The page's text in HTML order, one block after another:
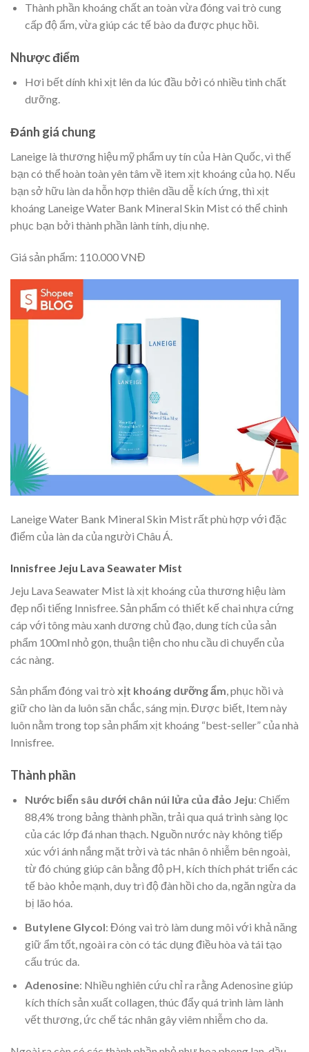
Thành phần khoáng chất an toàn vừa đóng vai trò cung
cấp độ ẩm, vừa giúp các tế bào da được phục hồi.
Nhược điểm
Hơi bết dính khi xịt lên da lúc đầu bởi có nhiều tinh chất
dưỡng.
Đánh giá chung
Laneige là thương hiệu mỹ phẩm uy tín của Hàn Quốc, vì thế
bạn có thể hoàn toàn yên tâm về item xịt khoáng của họ. Nếu
bạn sở hữu làn da hỗn hợp thiên dầu dễ kích ứng, thì xịt
khoáng Laneige Water Bank Mineral Skin Mist có thể chinh
phục bạn bởi thành phần lành tính, dịu nhẹ.
Giá sản phẩm: 110.000 VNĐ
Laneige Water Bank Mineral Skin Mist rất phù hợp với đặc
điểm của làn da của người Châu Á.
Innisfree Jeju Lava Seawater Mist
Jeju Lava Seawater Mist là xịt khoáng của thương hiệu làm
đẹp nổi tiếng Innisfree. Sản phẩm có thiết kế chai nhựa cứng
cáp với tông màu xanh dương chủ đạo, dung tích của sản
phẩm 100ml nhỏ gọn, thuận tiện cho nhu cầu di chuyển của
các nàng.
Sản phẩm đóng vai trò xịt khoáng dưỡng ẩm, phục hồi và
giữ cho làn da luôn săn chắc, sáng mịn. Được biết, Item này
luôn nằm trong top sản phẩm xịt khoáng “best-seller” của nhà
Innisfree.
Thành phần
Nước biển sâu dưới chân núi lửa của đảo Jeju: Chiếm
88,4% trong bảng thành phần, trải qua quá trình sàng lọc
của các lớp đá nhan thạch. Nguồn nước này không tiếp
xúc với ánh nắng mặt trời và tác nhân ô nhiễm bên ngoài,
từ đó chúng giúp cân bằng độ pH, kích thích phát triển các
tế bào khỏe mạnh, duy trì độ đàn hồi cho da, ngăn ngừa da
bị lão hóa.
Butylene Glycol: Đóng vai trò làm dung môi với khả năng
giữ ẩm tốt, ngoài ra còn có tác dụng điều hòa và tái tạo
cấu trúc da.
Adenosine: Nhiều nghiên cứu chỉ ra rằng Adenosine giúp
kích thích sản xuất collagen, thúc đẩy quá trình làm lành
vết thương, ức chế tác nhân gây viêm nhiễm cho da.